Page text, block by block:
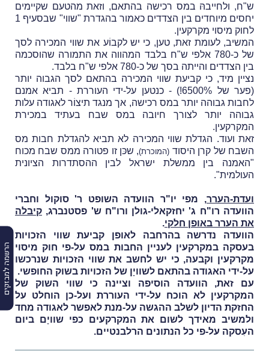
הרשמה למבזקים
ש"ח, ולחייבהּ במס רכישה בהתאם, וזאת מהטעם שקיימים
יחסים מיוחדים בין הצדדים כאמור בהגדרת "שווי" שבסעיף 1
לחוק מיסוי מקרקעין.
המשיב, לעומת זאת, טען, כי יש לקבוֹע את שווי המכירה לסך
של כ-780 אלפי ש"ח בלבד המהווה את התמורה שהוסכמה
בין הצדדים והייתה בסך של כ-780 אלפי ש"ח בלבד.
נציין מיד, כי קביעת שווי המכירה בהתאם לסך הגבוה יותר
(פער של 6500%!) - כנטען על-ידי העוררת - תביא אמנם
לחבות גבוהה יותר במס רכישה, אך מנגד תיצוֹר לאגודה עלות
גבוהה יותר לצורך חיובה במס שבח בעתיד במכירת
המקרקעין.
זאת ועוד. הגדלת שווי המכירה לא תביא להגדלת חבות מס
השבח של קרן היסוד (המוכרת), שכּן זו פטורה ממס שבח מכוח
"האמנה בין ממשלת ישראל לבין ההסתדרות הציונית
העולמית".
ועדת-הערר, מפי יו"ר הוועדה השופט ר' סוקול וחברי
הוועדה רו"ח ג' יחזקאלי-גולן ורו"ח ש' פסטנברג, קיבלה
את הערר באופן חלקי.
הוועדה נדרשה בהרחבה לאופן קביעת שווי הזכויות
בעסקה במקרקעין לעניין החבות במס על-פי חוק מיסוי
מקרקעין וקבעה, כי יש לחשב את שווי הזכויות שנרכשו
על-ידי האגודה בהתאם לשוויָן של הזכויות בשוק החופשי.
עם זאת, הוועדה הוסיפה וציינה כי שווי השוק של
המקרקעין לא הוכח על-ידי העוררת ועל-כן הוחלט על
החזקת הדיון לשלב ההגשה על-מנת לאפשר לאגודה מחד
ולמשיב מאידך לשום את המקרקעים כפי שוויָם ביום
העִסקה על-פי כל הנתונים הרלבנטיים.